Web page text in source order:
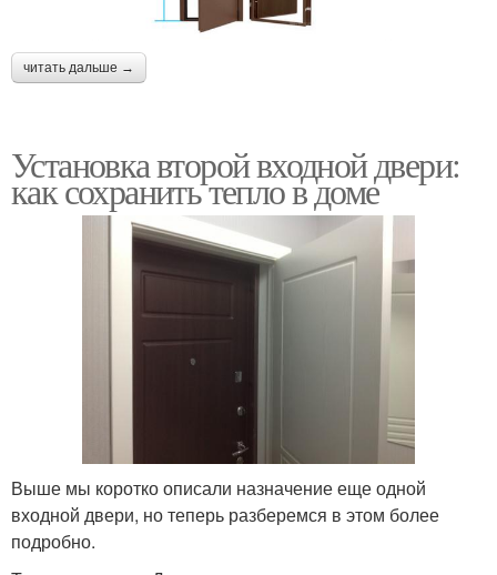
читать дальше →
Установка второй входной двери:
как сохранить тепло в доме
Выше мы коротко описали назначение еще одной
входной двери, но теперь разберемся в этом более
подробно.